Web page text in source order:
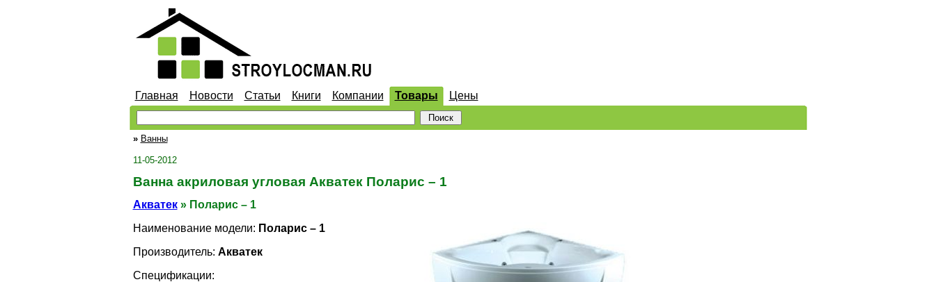
Главная Новости Статьи Книги Компании Товары Цены
» Ванны
11-05-2012
Ванна акриловая угловая Акватек Поларис – 1
Акватек» Поларис – 1
Наименование модели: Поларис – 1
Производитель: Акватек
Спецификации: